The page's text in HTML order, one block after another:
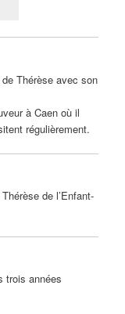
Thérèse avec son
à Caen où il
régulièrement.
de l’Enfant-
trois années